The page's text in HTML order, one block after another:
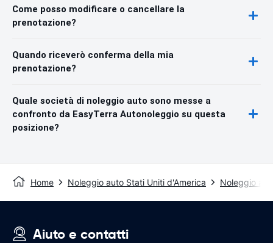
Come posso modificare o cancellare la
prenotazione?
Quando riceverò conferma della mia
prenotazione?
Quale società di noleggio auto sono messe a
confronto da EasyTerra Autonoleggio su questa
posizione?
Home Noleggio auto Stati Uniti d'America Noleggio
Aiuto e contatti